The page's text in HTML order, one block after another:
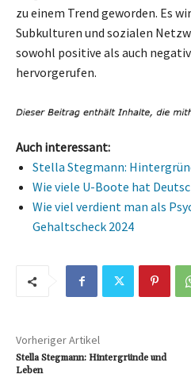
zu einem Trend geworden. Es
Subkulturen und sozialen
sowohl positive als auch
hervorgerufen.
Auch interessant:
Stella Stegmann:
Wie viele U-Boote hat
Wie viel verdient man als
Gehaltscheck 2024
Vorheriger Artikel
Stella Stegmann: Hintergründe und
Leben